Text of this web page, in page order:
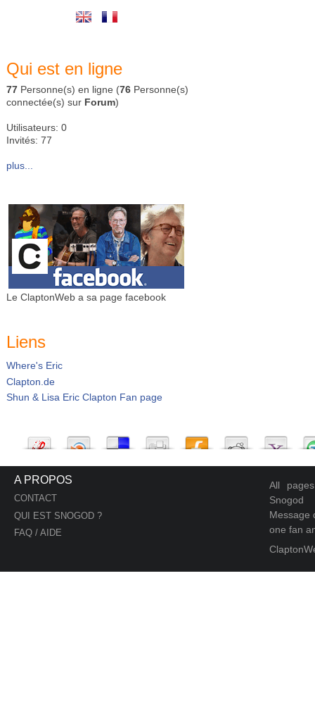
Qui est en ligne
77 Personne(s) en ligne (76 Personne(s)
connectée(s) sur Forum)
Utilisateurs: 0
Invités: 77
plus...
Le ClaptonWeb a sa page facebook
Liens
Where's Eric
Clapton.de
Shun & Lisa Eric Clapton Fan page
A PROPOS
CONTACT
QUI EST SNOGOD ?
FAQ / AIDE
All
Snogod
Message
one fan